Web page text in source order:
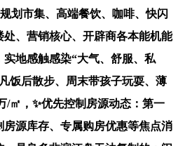
划市集、高端餐饮、咖啡、快闪
、营销核心、开辟商各本能机能
地感触感染“大气、舒服、私
饭后散步、周末带孩子玩耍、薄
/㎡，✨优先控制房源动态：第一
房源库存、专属购房优惠等焦点消